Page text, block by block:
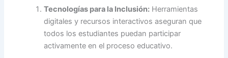
Tecnologías para la Inclusión: Herramientas
digitales y recursos interactivos aseguran que
todos los estudiantes puedan participar
activamente en el proceso educativo.